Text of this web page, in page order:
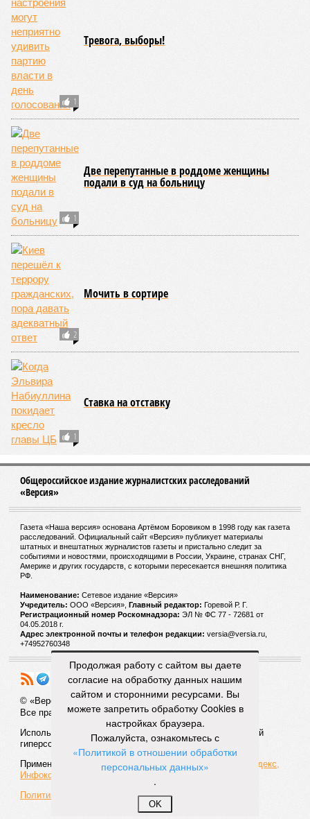
1
Тревога, выборы!
1
Две перепутанные в роддоме женщины
подали в суд на больницу
2
Мочить в сортире
1
Ставка на отставку
Общероссийское издание журналистских расследований
«Версия»
Газета «Наша версия» основана Артёмом Боровиком в 1998 году как газета
расследований. Официальный сайт «Версия» публикует материалы
штатных и внештатных журналистов газеты и пристально следит за
событиями и новостями, происходящими в России, Украине, странах СНГ,
Америке и других государств, с которыми пересекается внешняя политика
РФ.
Наименование: Cетевое издание «Версия»
Учредитель: ООО «Версия», Главный редактор: Горевой Р. Г.
Регистрационный номер Роскомнадзора: ЭЛ № ФС 77 - 72681 от
04.05.2018 г.
Адрес электронной почты и телефон редакции: versia@versia.ru,
+74952760348
© «Версия» 18+
Все права защищены
Использование материалов «Версии» без индексируемой
гиперссылки запрещено
Применяются рекомендательные технологии:
СМИ2, Яндекс,
Инфокс
Политика конфиденциальности
Продолжая работу с сайтом вы даете
согласие на обработку данных нашим
сайтом и сторонними ресурсами. Вы
можете запретить обработку Cookies в
настройках браузера.
Пожалуйста, ознакомьтесь с
«Политикой в отношении обработки
персональных данных»
.
OK